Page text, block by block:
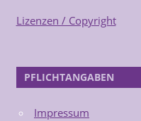
Lizenzen / Copyright
PFLICHTANGABEN
Impressum